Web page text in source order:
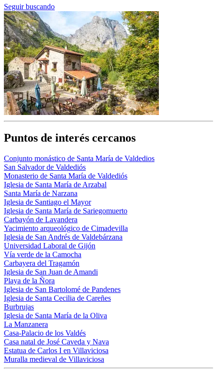
Seguir buscando
Puntos de interés cercanos
Conjunto monástico de Santa María de Valdedios
San Salvador de Valdediós
Monasterio de Santa María de Valdediós
Iglesia de Santa María de Arzabal
Santa María de Narzana
Iglesia de Santiago el Mayor
Iglesia de Santa María de Sariegomuerto
Carbayón de Lavandera
Yacimiento arqueológico de Cimadevilla
Iglesia de San Andrés de Valdebárzana
Universidad Laboral de Gijón
Vía verde de la Camocha
Carbayera del Tragamón
Iglesia de San Juan de Amandi
Playa de la Ñora
Iglesia de San Bartolomé de Pandenes
Iglesia de Santa Cecilia de Careñes
Burbrujas
Iglesia de Santa María de la Oliva
La Manzanera
Casa-Palacio de los Valdés
Casa natal de José Caveda y Nava
Estatua de Carlos I en Villaviciosa
Muralla medieval de Villaviciosa